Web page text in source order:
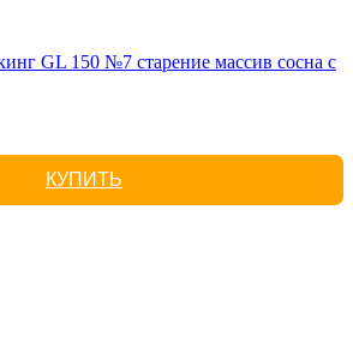
GL 150 №7 старение массив сосна с
КУПИТЬ